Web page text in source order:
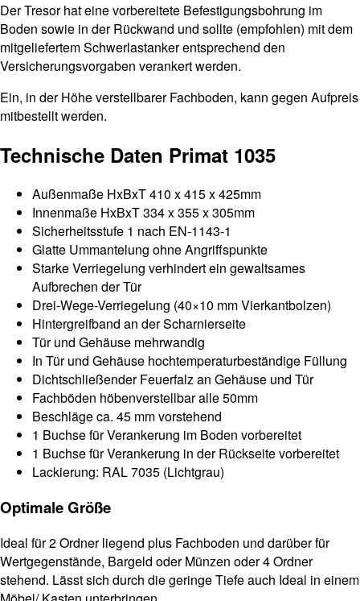
Der Tresor hat eine vorbereitete Befestigungsbohrung im
Boden sowie in der Rückwand und sollte (empfohlen) mit dem
mitgeliefertem Schwerlastanker entsprechend den
Versicherungsvorgaben verankert werden.
Ein, in der Höhe verstellbarer Fachboden, kann gegen Aufpreis
mitbestellt werden.
Technische Daten Primat 1035
Außenmaße HxBxT 410 x 415 x 425mm
Innenmaße HxBxT 334 x 355 x 305mm
Sicherheitsstufe 1 nach EN-1143-1
Glatte Ummantelung ohne Angriffspunkte
Starke Verriegelung verhindert ein gewaltsames
Aufbrechen der Tür
Drei-Wege-Verriegelung (40×10 mm Vierkantbolzen)
Hintergreifband an der Scharnierseite
Tür und Gehäuse mehrwandig
In Tür und Gehäuse hochtemperaturbeständige Füllung
Dichtschließender Feuerfalz an Gehäuse und Tür
Fachböden höbenverstellbar alle 50mm
Beschläge ca. 45 mm vorstehend
1 Buchse für Verankerung im Boden vorbereitet
1 Buchse für Verankerung in der Rückseite vorbereitet
Lackierung: RAL 7035 (Lichtgrau)
Optimale Größe
Ideal für 2 Ordner liegend plus Fachboden und darüber für
Wertgegenstände, Bargeld oder Münzen oder 4 Ordner
stehend. Lässt sich durch die geringe Tiefe auch Ideal in einem